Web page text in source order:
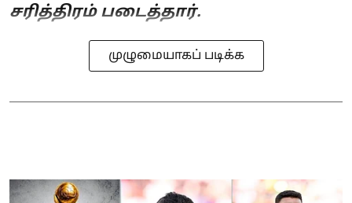
சரித்திரம் படைத்தார்.
முழுமையாகப் படிக்க